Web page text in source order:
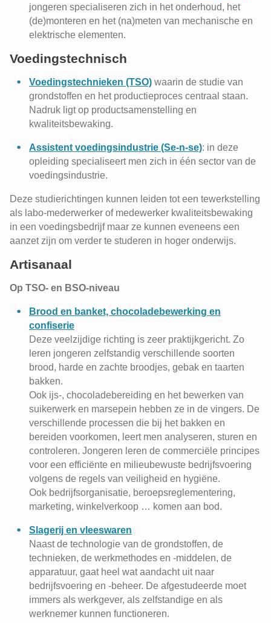
jongeren specialiseren zich in het onderhoud, het
(de)monteren en het (na)meten van mechanische en
elektrische elementen.
Voedingstechnisch
Voedingstechnieken (TSO) waarin de studie van
grondstoffen en het productieproces centraal staan.
Nadruk ligt op productsamenstelling en
kwaliteitsbewaking.
Assistent voedingsindustrie (Se-n-se): in deze
opleiding specialiseert men zich in één sector van de
voedingsindustrie.
Deze studierichtingen kunnen leiden tot een tewerkstelling
als labo-mederwerker of medewerker kwaliteitsbewaking
in een voedingsbedrijf maar ze kunnen eveneens een
aanzet zijn om verder te studeren in hoger onderwijs.
Artisanaal
Op TSO- en BSO-niveau
Brood en banket, chocoladebewerking en
confiserie
Deze veelzijdige richting is zeer praktijkgericht. Zo
leren jongeren zelfstandig verschillende soorten
brood, harde en zachte broodjes, gebak en taarten
bakken.
Ook ijs-, chocoladebereiding en het bewerken van
suikerwerk en marsepein hebben ze in de vingers. De
verschillende processen die bij het bakken en
bereiden voorkomen, leert men analyseren, sturen en
controleren. Jongeren leren de commerciële principes
voor een efficiënte en milieubewuste bedrijfsvoering
volgens de regels van veiligheid en hygiëne.
Ook bedrijfsorganisatie, beroepsreglementering,
marketing, winkelverkoop … komen aan bod.
Slagerij en vleeswaren
Naast de technologie van de grondstoffen, de
technieken, de werkmethodes en -middelen, de
apparatuur, gaat heel wat aandacht uit naar
bedrijfsvoering en -beheer. De afgestudeerde moet
immers als werkgever, als zelfstandige en als
werknemer kunnen functioneren.